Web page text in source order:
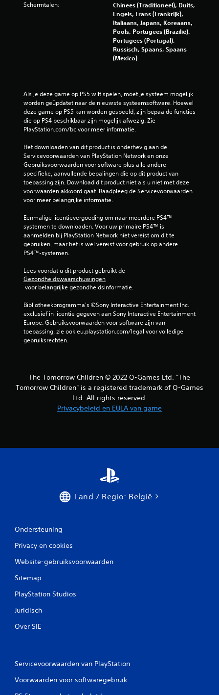
8
3
b
o
l
i
e
Schermtalen:
Chinees (Traditioneel), Duits,
Engels, Frans (Frankrijk),
Italiaans, Japans, Koreaans,
Pools, Portugees (Brazilië),
Portugees (Portugal),
Russisch, Spaans, Spaans
(Mexico)
Als je deze game op PS5 wilt spelen, moet je systeem mogelijk
worden geüpdatet naar de nieuwste systeemsoftware. Hoewel
deze game op PS5 kan worden gespeeld, zijn bepaalde functies
die op PS4 beschikbaar zijn mogelijk afwezig. Zie
PlayStation.com/bc voor meer informatie.
Het downloaden van dit product is onderhevig aan de
Servicevoorwaarden van PlayStation Network en onze
Gebruiksvoorwaarden voor software plus alle andere
specifieke, aanvullende bepalingen die op dit product van
toepassing zijn. Download dit product niet als u niet met deze
voorwaarden akkoord gaat. Raadpleeg de Servicevoorwaarden
voor meer belangrijke informatie.
Eenmalige licentievergoeding om naar meerdere PS4™-
systemen te downloaden. Voor uw primaire PS4™ is
aanmelden bij PlayStation Network niet vereist om dit te
gebruiken, maar het is wel vereist voor gebruik op andere
PS4™-systemen.
Lees voordat u dit product gebruikt de
Gezondheidswaarschuwingen
voor belangrijke gezondheidsinformatie.
Bibliotheekprogramma's ©Sony Interactive Entertainment Inc.
exclusief in licentie gegeven aan Sony Interactive Entertainment
Europe. Gebruiksvoorwaarden voor software zijn van
toepassing, zie ook eu.playstation.com/legal voor volledige
gebruiksrechten.
The Tomorrow Children © 2022 Q-Games Ltd. "The
Tomorrow Children" is a registered trademark of Q-Games
Ltd. All rights reserved.
Privacybeleid en EULA van game
Land / Regio: België
Ondersteuning
Privacy en cookies
Website-gebruiksvoorwaarden
Sitemap
PlayStation Studios
Juridisch
Over SIE
Servicevoorwaarden van PlayStation
Voorwaarden voor softwaregebruik